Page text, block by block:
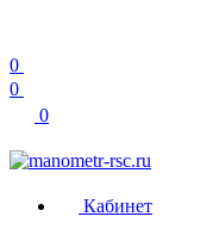
0
0
0
Кабинет